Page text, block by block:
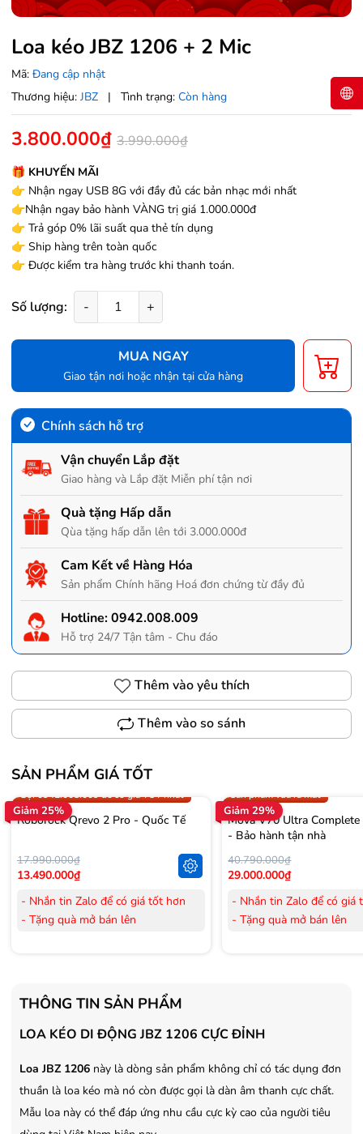
Loa kéo JBZ 1206 + 2 Mic
Mã: Đang cập nhật
Thương hiệu: JBZ | Tình trạng: Còn hàng
3.800.000₫ 3.990.000₫
🎁 KHUYẾN MÃI
👉 Nhận ngay USB 8G với đầy đủ các bản nhạc mới nhất
👉Nhận ngay bảo hành VÀNG trị giá 1.000.000đ
👉 Trả góp 0% lãi suất qua thẻ tín dụng
👉 Ship hàng trên toàn quốc
👉 Được kiểm tra hàng trước khi thanh toán.
Số lượng: - +
MUA NGAY
Giao tận nơi hoặc nhận tại cửa hàng
Chính sách hỗ trợ
Vận chuyển Lắp đặt
Giao hàng và Lắp đặt Miễn phí tận nơi
Quà tặng Hấp dẫn
Qùa tặng hấp dẫn lên tới 3.000.000đ
Cam Kết về Hàng Hóa
Sản phẩm Chính hãng Hoá đơn chứng từ đầy đủ
Hotline:0942.008.009
Hỗ trợ 24/7 Tận tâm - Chu đáo
Thêm vào yêu thích
Thêm vào so sánh
SẢN PHẨM GIÁ TỐT
Giảm 25%
Trợ giá 300.000đ
Gọi 0942.008.009 để có giá TỐT nhất
Roborock Qrevo 2 Pro - Quốc Tế
17.990.000₫
13.490.000₫
- Nhắn tin Zalo để có giá tốt hơn
- Tặng quà mở bán lên
- Tặng Voucher trị giá 150.000đ
mua Máy lọc Không khí
- Cam kết hàng mới 100%.
Hà Nội, Hồ Chí Minh
- Vận chuyển Toàn Quốc.
- Bảo hành 24 tháng chính hãng
Giảm 29%
Sản phẩm vừa ra mắt
Mova V70 Ultra
- Bảo hành tận nhà
40.790.000₫
29.000.000₫
- Nhắn tin Zalo để có giá
- Tặng quà mở bán lên
- Cam kết hàng mới
Hà Nội, Hồ Chí Minh
- Vận chuyển Toàn Quốc.
- Bảo hành 36 tháng
THÔNG TIN SẢN PHẨM
LOA KÉO DI ĐỘNG JBZ 1206 CỰC ĐỈNH
Loa JBZ 1206 này là dòng sản phẩm không chỉ có tác dụng đơn
thuần là loa kéo mà nó còn được gọi là dàn âm thanh cực chất.
Mẫu loa này có thể đáp ứng nhu cầu cực kỳ cao của người tiêu